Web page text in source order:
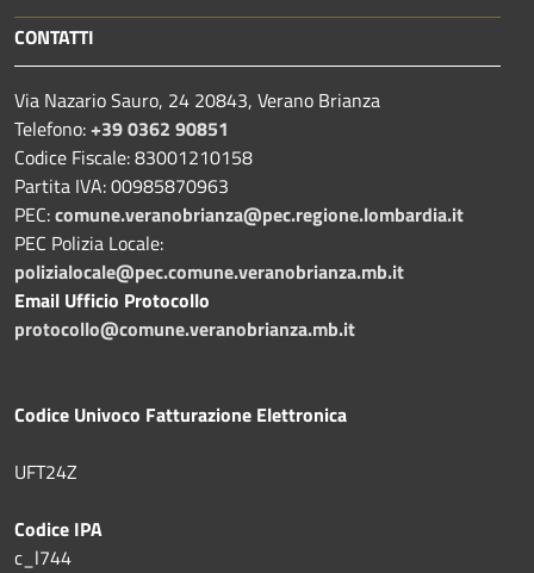
CONTATTI
Via Nazario Sauro, 24 20843, Verano Brianza
Telefono:+39 0362 90851
Codice Fiscale: 83001210158
Partita IVA: 00985870963
PEC:comune.veranobrianza@pec.regione.lombardia.it
PEC Polizia Locale:
polizialocale@pec.comune.veranobrianza.mb.it
Email Ufficio Protocollo
protocollo@comune.veranobrianza.mb.it
Codice Univoco Fatturazione Elettronica
UFT24Z
Codice IPA
c_l744